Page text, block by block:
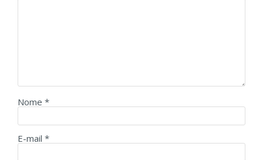
Nome *
E-mail *